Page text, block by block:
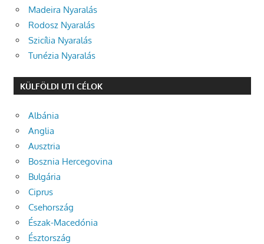
Madeira Nyaralás
Rodosz Nyaralás
Szicília Nyaralás
Tunézia Nyaralás
KÜLFÖLDI UTI CÉLOK
Albánia
Anglia
Ausztria
Bosznia Hercegovina
Bulgária
Ciprus
Csehország
Észak-Macedónia
Észtország